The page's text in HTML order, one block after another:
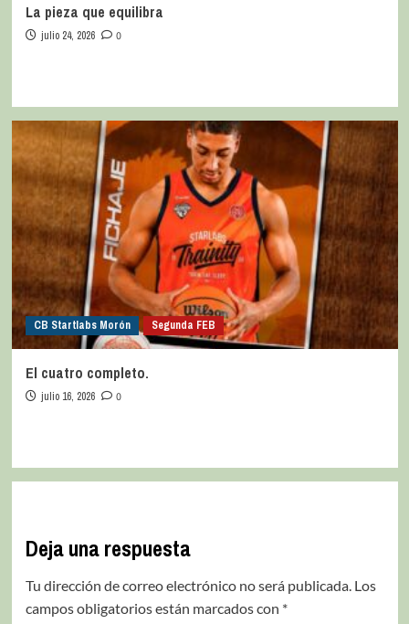
La pieza que equilibra
julio 24, 2026 0
CB Startlabs Morón Segunda FEB
El cuatro completo.
julio 16, 2026 0
Deja una respuesta
Tu dirección de correo electrónico no será publicada. Los
campos obligatorios están marcados con *